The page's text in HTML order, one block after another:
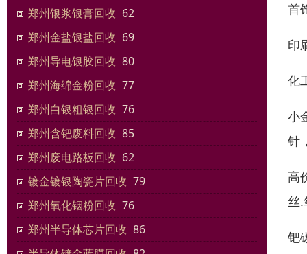
郑州银浆银膏回收 62
郑州金盐银盐回收 69
郑州导电银胶回收 80
郑州海绵金粉回收 77
郑州白银粗银回收 76
郑州含钯废料回收 85
郑州废电路板回收 62
镀金镀银陶瓷片回收 79
郑州氧化铟粉回收 76
郑州半导体芯片回收 86
首
印
化
小
针
高
丝
钯